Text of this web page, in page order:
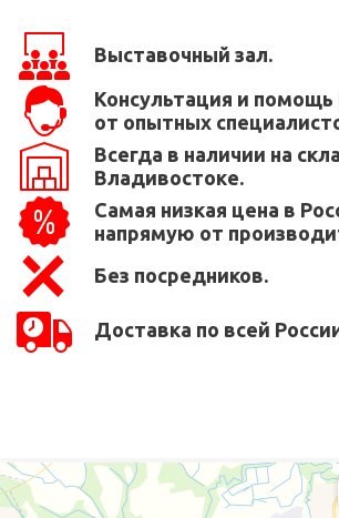
Выставочный зал.
Консультация и
от опытных
Всегда в наличии на
Владивостоке.
Самая низкая цена в
напрямую от
Без посредников.
Доставка по всей